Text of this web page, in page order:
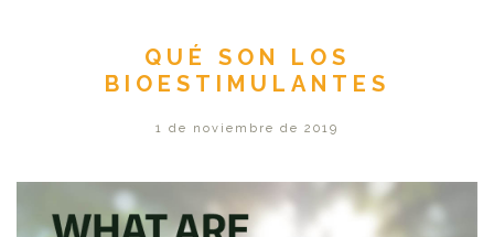
QUÉ SON LOS
BIOESTIMULANTES
1 de noviembre de 2019